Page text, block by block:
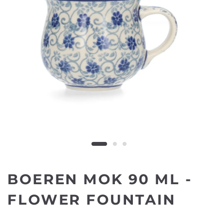
BOEREN MOK 90 ML -
FLOWER FOUNTAIN